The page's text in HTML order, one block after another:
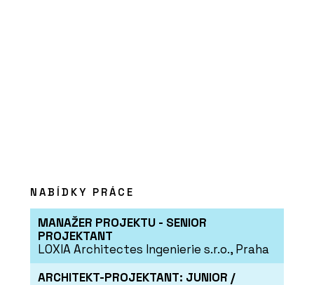
PRODUKTY
NABÍDKY PRÁCE
MANAŽER PROJEKTU - SENIOR
PROJEKTANT
LOXIA Architectes Ingenierie s.r.o., Praha
ARCHITEKT-PROJEKTANT: JUNIOR /